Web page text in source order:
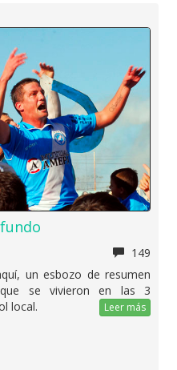
149
un esbozo de resumen
se vivieron en las 3
local.
Leer más